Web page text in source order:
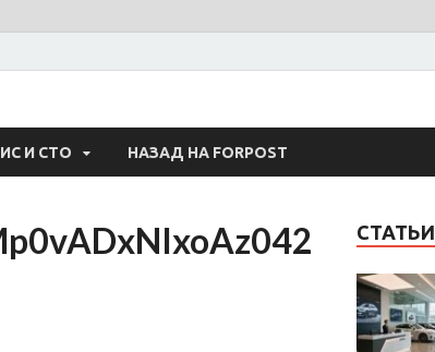
И СТО НАЗАД НА FORPOST
СТАТЬИ